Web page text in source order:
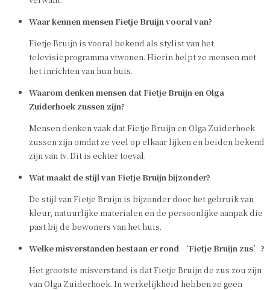
Waar kennen mensen Fietje Bruijn vooral van?
Fietje Bruijn is vooral bekend als stylist van het
televisieprogramma vtwonen. Hierin helpt ze mensen met
het inrichten van hun huis.
Waarom denken mensen dat Fietje Bruijn en Olga
Zuiderhoek zussen zijn?
Mensen denken vaak dat Fietje Bruijn en Olga Zuiderhoek
zussen zijn omdat ze veel op elkaar lijken en beiden bekend
zijn van tv. Dit is echter toeval.
Wat maakt de stijl van Fietje Bruijn bijzonder?
De stijl van Fietje Bruijn is bijzonder door het gebruik van
kleur, natuurlijke materialen en de persoonlijke aanpak die
past bij de bewoners van het huis.
Welke misverstanden bestaan er rond ‘Fietje Bruijn zus’?
Het grootste misverstand is dat Fietje Bruijn de zus zou zijn
van Olga Zuiderhoek. In werkelijkheid hebben ze geen